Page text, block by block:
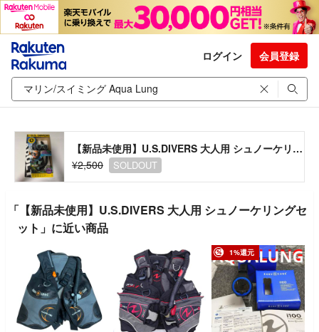
ログイン 会員登録
【新品未使用】U.S.DIVERS 大人用 シュノーケリングセット
¥2,500
SOLDOUT
「【新品未使用】U.S.DIVERS 大人用 シュノーケリングセ
ット」に近い商品
1%還元